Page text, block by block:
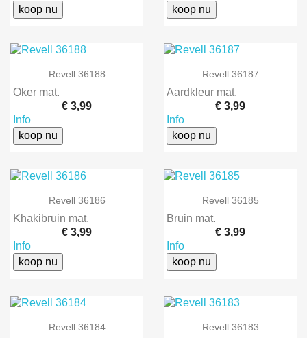
koop nu
koop nu
Revell 36188
Oker mat.
€ 3,99
Info
koop nu
Revell 36187
Aardkleur mat.
€ 3,99
Info
koop nu
Revell 36186
Khakibruin mat.
€ 3,99
Info
koop nu
Revell 36185
Bruin mat.
€ 3,99
Info
koop nu
Revell 36184 Revell 36183